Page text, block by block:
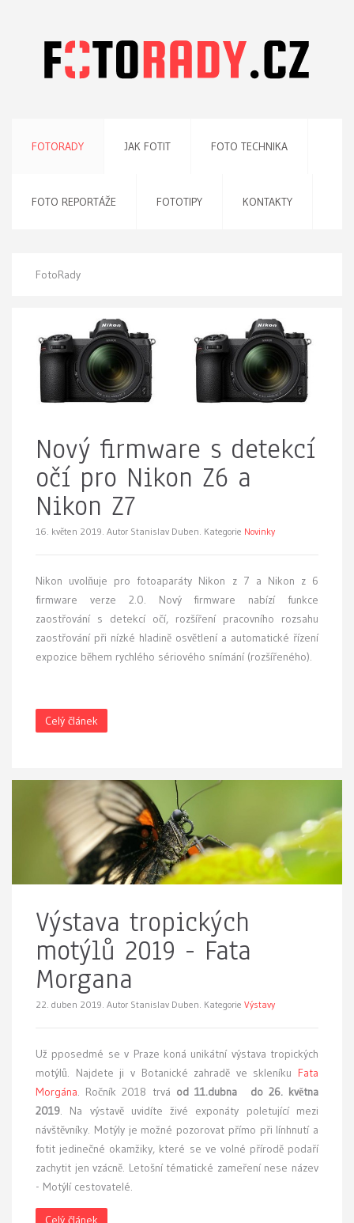
FOTORADY JAK FOTIT FOTO TECHNIKA
FOTO REPORTÁŽE FOTOTIPY KONTAKTY
FotoRady
Nový firmware s detekcí
očí pro Nikon Z6 a
Nikon Z7
16. květen 2019. Autor Stanislav Duben. Kategorie Novinky
Nikon uvolňuje pro fotoaparáty Nikon z 7 a Nikon z 6
firmware verze 2.0. Nový firmware nabízí funkce
zaostřování s detekcí očí, rozšíření pracovního rozsahu
zaostřování při nízké hladině osvětlení a automatické řízení
expozice během rychlého sériového snímání (rozšířeného).
Celý článek
Výstava tropických
motýlů 2019 - Fata
Morgana
22. duben 2019. Autor Stanislav Duben. Kategorie Výstavy
Už pposedmé se v Praze koná unikátní výstava tropických
motýlů. Najdete ji v Botanické zahradě ve skleníku Fata
Morgána. Ročník 2018 trvá od 11.dubna do 26. května
2019. Na výstavě uvidíte živé exponáty poletující mezi
návštěvníky. Motýly je možné pozorovat přímo při línhnutí a
fotit jedinečné okamžiky, které se ve volné přírodě podaří
zachytit jen vzácně. Letošní tématické zameření nese název
- Motýlí cestovatelé.
Celý článek